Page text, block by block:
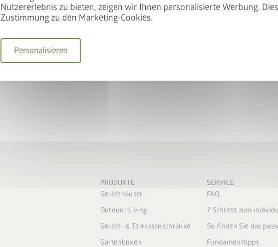
Nutzererlebnis zu bieten, zeigen wir Ihnen personalisierte Werbung.
Zustimmung zu den Marketing-Cookies.
Personalisieren
Meter Seite auch 5
PRODUKTE
Gerätehäuser
Outdoor Living
Geräte- & Terrassenschränke
Gartenboxen
SERVICE
FAQ
7 Schritte zum
So finden Sie das
Fundamenttipps